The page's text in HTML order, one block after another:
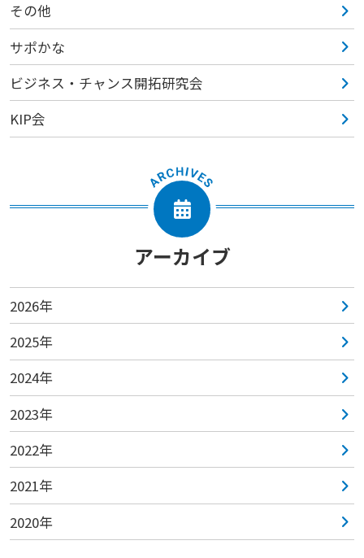
その他
サポかな
ビジネス・チャンス開拓研究会
KIP会
アーカイブ
2026年
2025年
2024年
2023年
2022年
2021年
2020年